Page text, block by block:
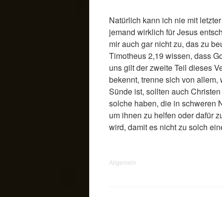
Natürlich kann ich nie mit
jemand wirklich für Jesus
mir auch gar nicht zu, das zu
Timotheus 2,19 wissen, dass
uns gilt der zweite Teil dieses
bekennt, trenne sich von allem,
Sünde ist, sollten auch
solche haben, die in schweren
um ihnen zu helfen oder dafür
wird, damit es nicht zu solch
Allgemein